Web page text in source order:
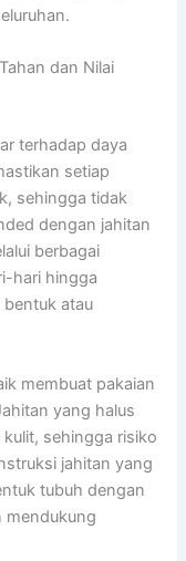
dan Nilai
terhadap daya
setiap
sehingga tidak
dengan jahitan
berbagai
hari hingga
atau
membuat pakaian
yang halus
sehingga risiko
jahitan yang
tubuh dengan
mendukung